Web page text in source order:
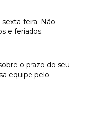
feira. Não
e feriados.
o prazo do seu
equipe pelo